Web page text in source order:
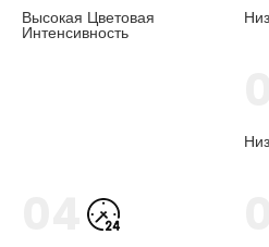
Высокая Цветовая
Интенсивность